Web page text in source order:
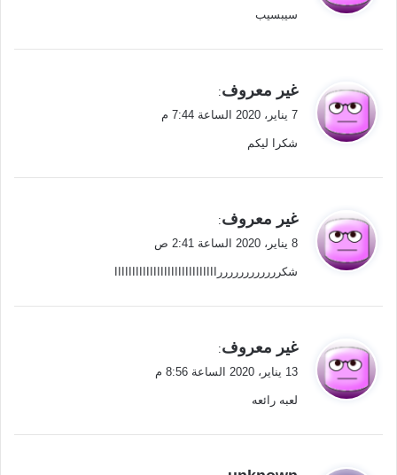
ل
سيبسيب
ي
ل
غير معروف:
7 يناير، 2020 الساعة 7:44 م
شكرا ليكم
ي
ل
غير معروف:
8 يناير، 2020 الساعة 2:41 ص
شكررررررررررررااااااااااااااااااااااااااااا
ي
ل
غير معروف:
13 يناير، 2020 الساعة 8:56 م
لعبه رائعه
ي